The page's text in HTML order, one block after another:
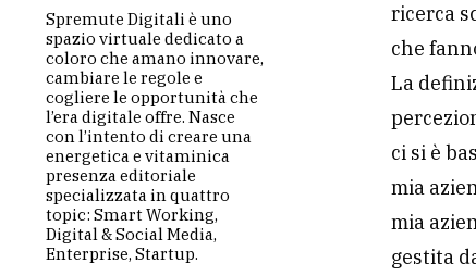
Spremute Digitali è uno
spazio virtuale dedicato a
coloro che amano innovare,
cambiare le regole e
cogliere le opportunità che
l’era digitale offre. Nasce
con l’intento di creare una
energetica e vitaminica
presenza editoriale
specializzata in quattro
topic: Smart Working,
Digital & Social Media,
Enterprise, Startup.
ricerca
che
La
ci si è
mia
mia
gestita